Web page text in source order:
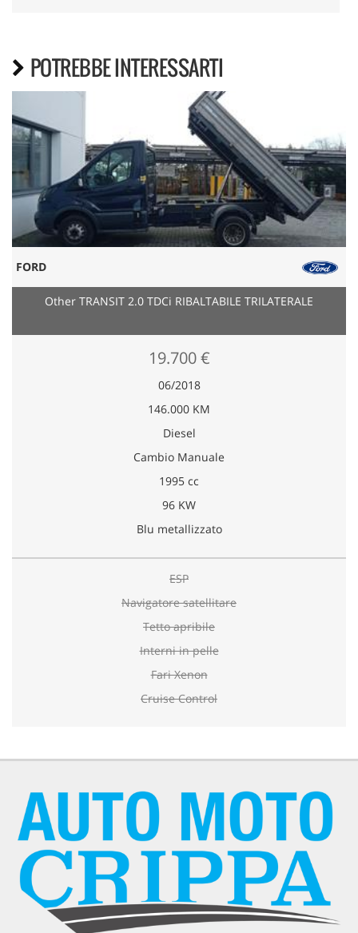
POTREBBE INTERESSARTI
FORD
Other TRANSIT 2.0 TDCi RIBALTABILE TRILATERALE
19.700 €
06/2018
146.000 KM
Diesel
Cambio Manuale
1995 cc
96 KW
Blu metallizzato
ESP
Navigatore satellitare
Tetto apribile
Interni in pelle
Fari Xenon
Cruise Control